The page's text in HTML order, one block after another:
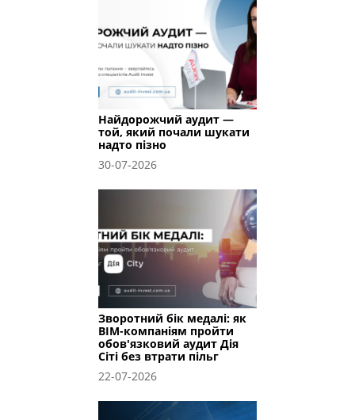
Найдорожчий аудит —
той, який почали шукати
надто пізно
30-07-2026
Зворотний бік медалі: як
BIM-компаніям пройти
обов'язковий аудит Дія
Сіті без втрати пільг
22-07-2026